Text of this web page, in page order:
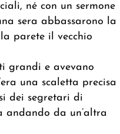
né con un sermone
sera abbassarono la
parete il vecchio
grandi e avevano
una scaletta precisa
dei segretari di
andando da un’altra